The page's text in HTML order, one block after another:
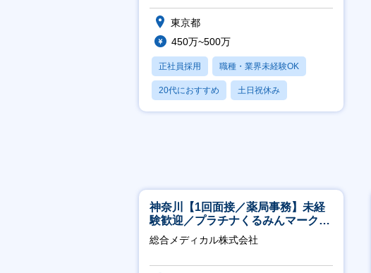
躍】
東京都
450万~500万
正社員採用 職種・業界未経験OK
20代におすすめ 土日祝休み
休日120日以上
神奈川【1回面接／薬局事務】未経
験歓迎／プラチナくるみんマーク取
得／月平均残業13h／年休126日
総合メディカル株式会社